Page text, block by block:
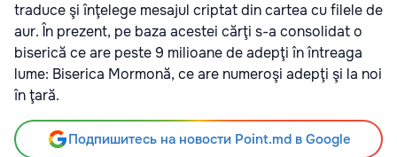
traduce şi înţelege mesajul criptat din cartea cu filele de
aur. În prezent, pe baza acestei cărţi s-a consolidat o
biserică ce are peste 9 milioane de adepţi în întreaga
lume: Biserica Mormonă, ce are numeroşi adepţi şi la noi
în ţară.
Подпишитесь на новости Point.md в Google